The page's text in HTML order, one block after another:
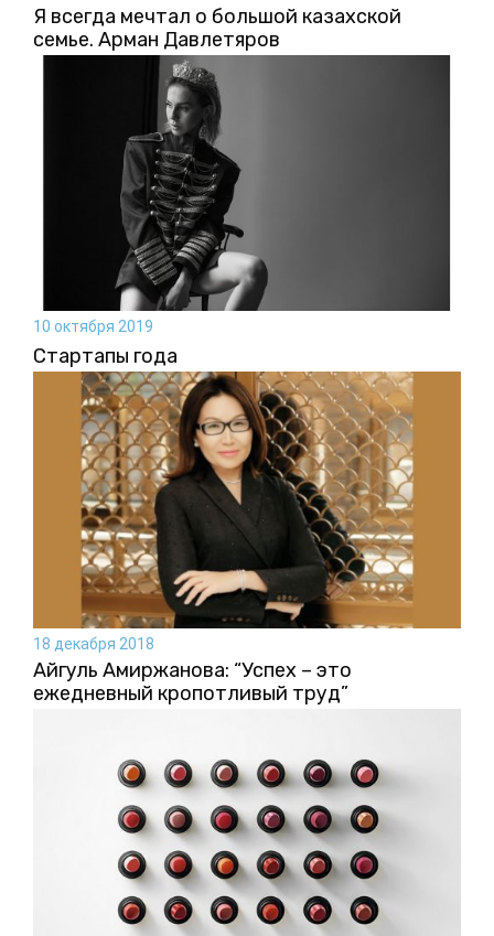
Я всегда мечтал о большой казахской
семье. Арман Давлетяров
10 октября 2019
Стартапы года
18 декабря 2018
Айгуль Амиржанова: “Успех – это
ежедневный кропотливый труд”